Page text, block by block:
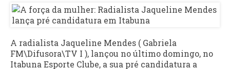
A radialista Jaqueline Mendes ( Gabriela
FM\Difusora\TV I ), lançou no último domingo, no
Itabuna Esporte Clube, a sua pré candidatura a